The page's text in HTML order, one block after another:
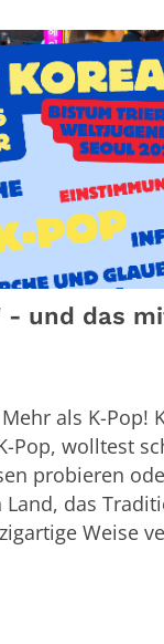
- und das
als K-Pop!
Pop, wolltest
probieren
das
Weise